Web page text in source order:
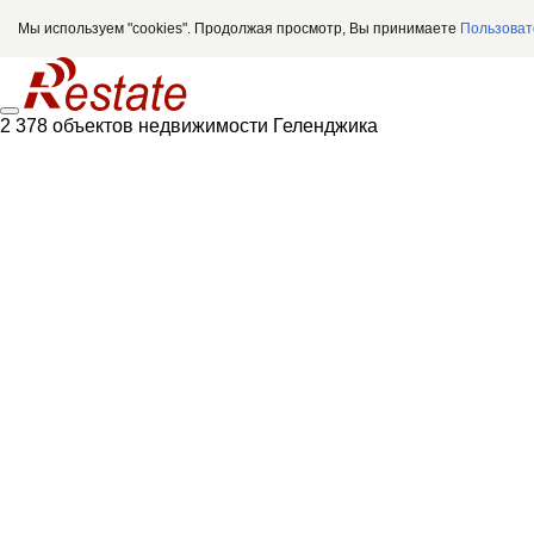
Мы используем "cookies". Продолжая просмотр, Вы принимаете
2 378 объектов недвижимости Геленджика